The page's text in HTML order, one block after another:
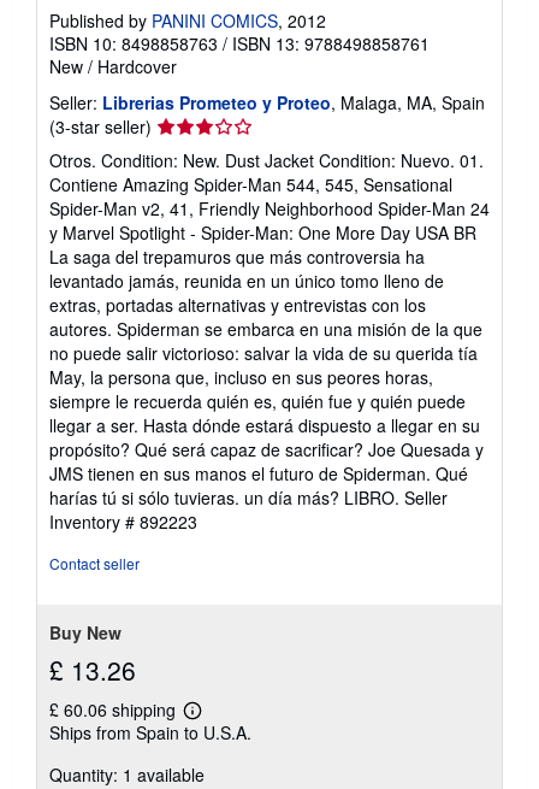
Published by PANINI COMICS, 2012
ISBN 10: 8498858763 / ISBN 13: 9788498858761
New / Hardcover
Seller: Librerias Prometeo y Proteo, Malaga, MA, Spain
(3-star seller) Seller
rating
3
out
of
5
stars
Otros. Condition: New. Dust Jacket Condition: Nuevo. 01.
Contiene Amazing Spider-Man 544, 545, Sensational
Spider-Man v2, 41, Friendly Neighborhood Spider-Man 24
y Marvel Spotlight - Spider-Man: One More Day USA BR
La saga del trepamuros que más controversia ha
levantado jamás, reunida en un único tomo lleno de
extras, portadas alternativas y entrevistas con los
autores. Spiderman se embarca en una misión de la que
no puede salir victorioso: salvar la vida de su querida tía
May, la persona que, incluso en sus peores horas,
siempre le recuerda quién es, quién fue y quién puede
llegar a ser. Hasta dónde estará dispuesto a llegar en su
propósito? Qué será capaz de sacrificar? Joe Quesada y
JMS tienen en sus manos el futuro de Spiderman. Qué
harías tú si sólo tuvieras. un día más? LIBRO. Seller
Inventory # 892223
Contact seller
Buy New
£ 13.26
£ 60.06 shipping
Learn
more
shipping
Ships from Spain to U.S.A.
Quantity: 1 available